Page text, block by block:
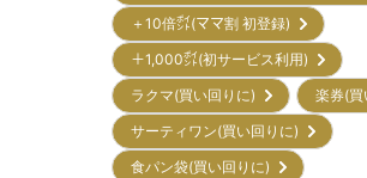
＋10倍㌽(ママ割 初登録)
＋1,000㌽(初サービス利用)
ラクマ(買い回りに)
楽券(
サーティワン(買い回りに)
食パン袋(買い回りに)